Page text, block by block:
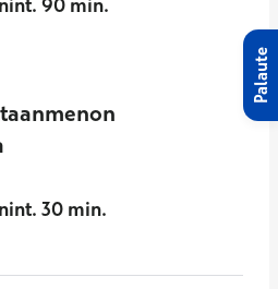
30 min.
Palaute